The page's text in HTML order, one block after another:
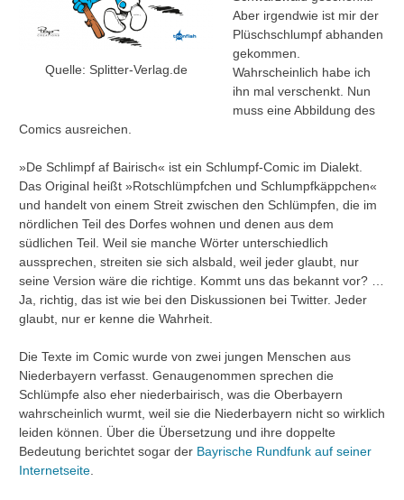
Quelle: Splitter-Verlag.de
Aber irgendwie ist mir der
Plüschschlumpf abhanden
gekommen.
Wahrscheinlich habe ich
ihn mal verschenkt. Nun
muss eine Abbildung des
Comics ausreichen.
»De Schlimpf af Bairisch« ist ein Schlumpf-Comic im Dialekt.
Das Original heißt »Rotschlümpfchen und Schlumpfkäppchen«
und handelt von einem Streit zwischen den Schlümpfen, die im
nördlichen Teil des Dorfes wohnen und denen aus dem
südlichen Teil. Weil sie manche Wörter unterschiedlich
aussprechen, streiten sie sich alsbald, weil jeder glaubt, nur
seine Version wäre die richtige. Kommt uns das bekannt vor? …
Ja, richtig, das ist wie bei den Diskussionen bei Twitter. Jeder
glaubt, nur er kenne die Wahrheit.
Die Texte im Comic wurde von zwei jungen Menschen aus
Niederbayern verfasst. Genaugenommen sprechen die
Schlümpfe also eher niederbairisch, was die Oberbayern
wahrscheinlich wurmt, weil sie die Niederbayern nicht so wirklich
leiden können. Über die Übersetzung und ihre doppelte
Bedeutung berichtet sogar der Bayrische Rundfunk auf seiner
Internetseite.